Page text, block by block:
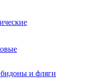
и фляги